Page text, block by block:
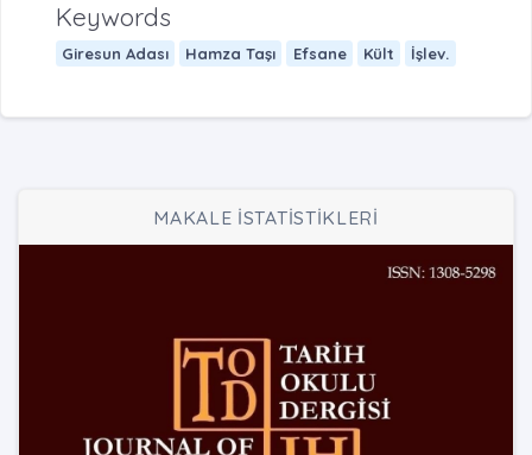
Keywords
Giresun Adası Hamza Taşı Efsane Kült İşlev.
MAKALE İSTATİSTİKLERİ